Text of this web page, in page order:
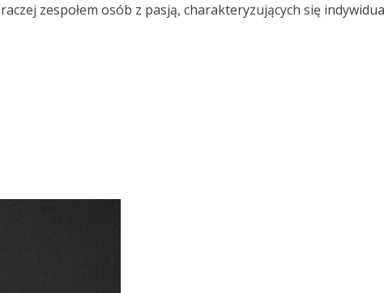
zespołem osób z pasją, charakteryzujących się